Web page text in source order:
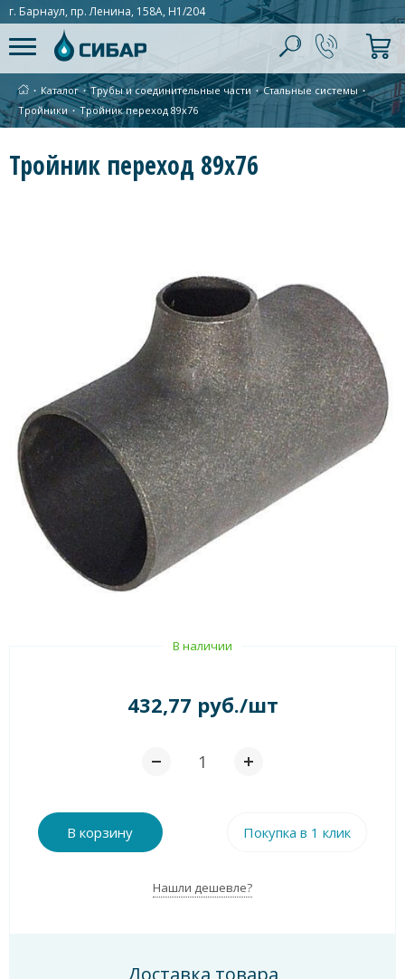
г. Барнаул, пр. Ленина, 158А, Н1/204
∙ Каталог ∙Трубы и соединительные части ∙Стальные системы ∙
Тройники ∙Тройник переход 89х76
Тройник переход 89х76
В наличии
432,77 руб./шт
В корзину Покупка в 1 клик
Нашли дешевле?
Доставка товара